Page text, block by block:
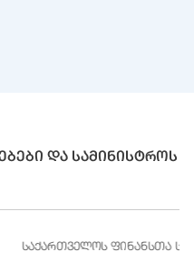
და სამინისტროს